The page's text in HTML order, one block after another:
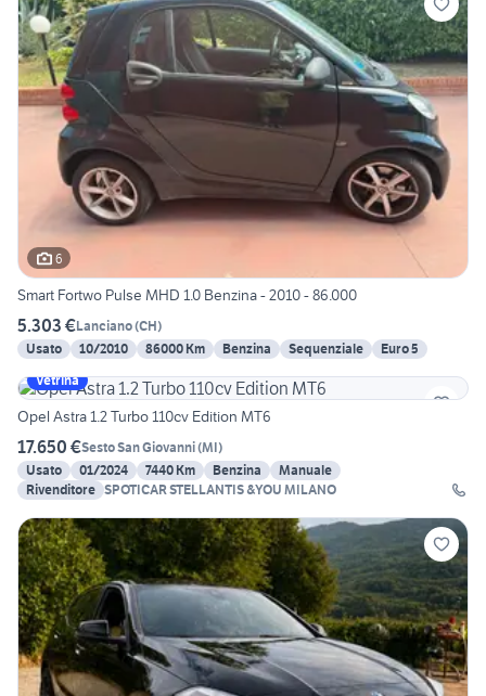
6
Smart Fortwo Pulse MHD 1.0 Benzina - 2010 - 86.000
5.303 €Lanciano(CH)
Usato
10/2010 86000 Km Benzina Sequenziale
Euro 5
Vetrina
Opel Astra 1.2 Turbo 110cv Edition MT6
17.650 €Sesto San Giovanni(MI)
Usato
01/2024 7440 Km Benzina
Manuale
Rivenditore SPOTICAR STELLANTIS &YOU MILANO